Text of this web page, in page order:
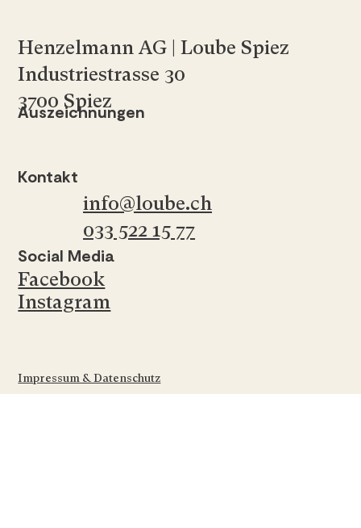
Impressum & Datenschutz
info@loube.ch
033 522 15 77
Kontakt
Facebook
Instagram
Social Media
Auszeichnungen
Henzelmann AG | Loube Spiez
Industriestrasse 30
3700 Spiez